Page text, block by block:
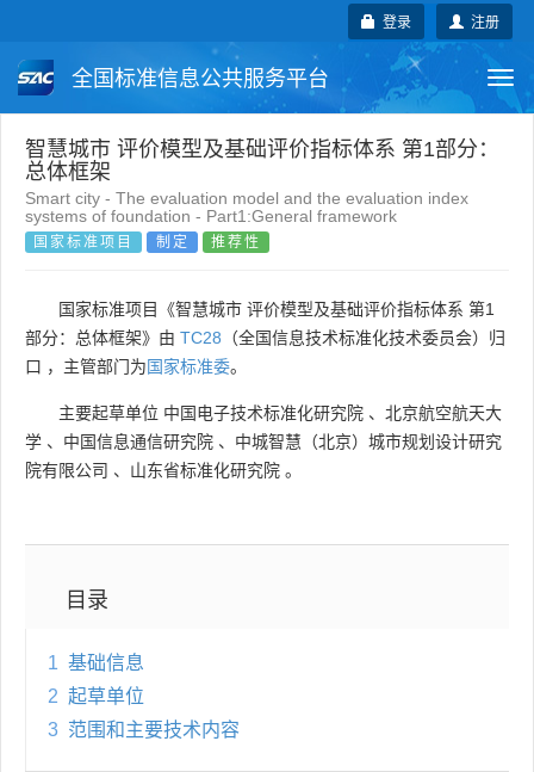
注册
登录
全国标准信息公共服务平台
国家标准 行业标准 地方标准
团体标准 企业标准 国际标准
智慧城市 评价模型及基础评价指标体系 第1部分：
总体框架
Smart city - The evaluation model and the evaluation index
systems of foundation - Part1:General framework
国家标准项目 制定 推荐性
国家标准项目《智慧城市 评价模型及基础评价指标体系 第1
部分：总体框架》由 TC28 （全国信息技术标准化技术委员会）归
口 ，主管部门为国家标准委。
主要起草单位 中国电子技术标准化研究院 、 北京航空航天大
学 、 中国信息通信研究院 、 中城智慧（北京）城市规划设计研究
院有限公司 、 山东省标准化研究院 。
目录
1 基础信息
2 起草单位
3 范围和主要技术内容